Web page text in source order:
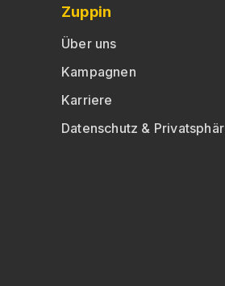
Zuppin
Über uns
Kampagnen
Karriere
Datenschutz &